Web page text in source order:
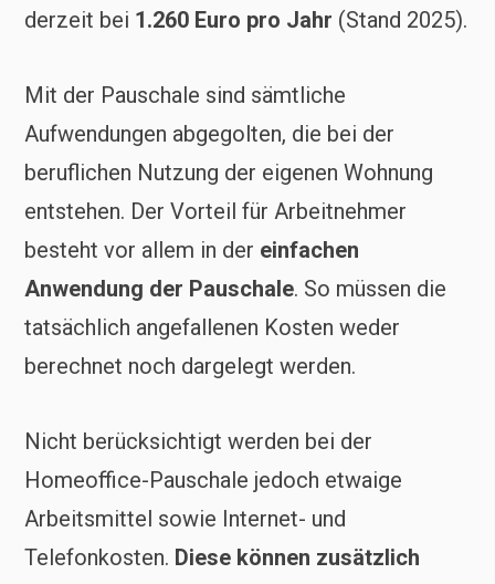
derzeit bei 1.260 Euro pro Jahr (Stand 2025).
Mit der Pauschale sind sämtliche
Aufwendungen abgegolten, die bei der
beruflichen Nutzung der eigenen Wohnung
entstehen. Der Vorteil für Arbeitnehmer
besteht vor allem in der einfachen
Anwendung der Pauschale. So müssen die
tatsächlich angefallenen Kosten weder
berechnet noch dargelegt werden.
Nicht berücksichtigt werden bei der
Homeoffice-Pauschale jedoch etwaige
Arbeitsmittel sowie Internet- und
Telefonkosten. Diese können zusätzlich